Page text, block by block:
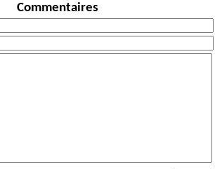
Commentaires